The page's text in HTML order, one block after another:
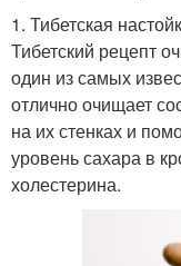
1. Тибетская
Тибетский рецепт
один из самых
отлично очищает
на их стенках и
уровень сахара в
холестерина.